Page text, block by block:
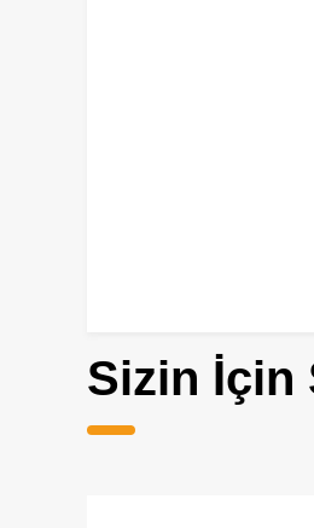
Sizin İçin